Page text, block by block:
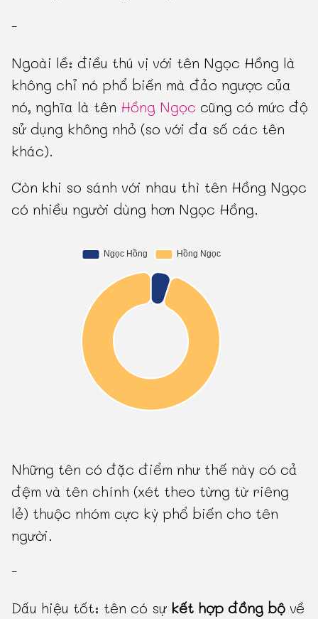
-
Ngoài lề: điều thú vị với tên Ngọc Hồng là
không chỉ nó phổ biến mà đảo ngược của
nó, nghĩa là tên Hồng Ngọc cũng có mức độ
sử dụng không nhỏ (so với đa số các tên
khác).
Còn khi so sánh với nhau thì tên Hồng Ngọc
có nhiều người dùng hơn Ngọc Hồng.
Những tên có đặc điểm như thế này có cả
đệm và tên chính (xét theo từng từ riêng
lẻ) thuộc nhóm cực kỳ phổ biến cho tên
người.
-
Dấu hiệu tốt: tên có sự kết hợp đồng bộ về